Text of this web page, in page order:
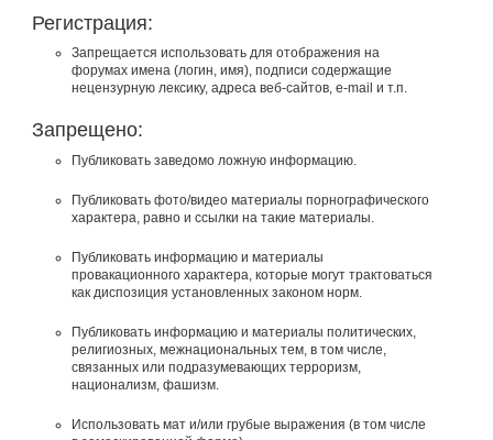
Регистрация:
Запрещается использовать для отображения на
форумах имена (логин, имя), подписи содержащие
нецензурную лексику, адреса веб-сайтов, e-mail и т.п.
Запрещено:
Публиковать заведомо ложнyю инфоpмацию.
Публиковать фото/видео материалы порнографического
характера, равно и ссылки на такие материалы.
Публиковать инфоpмацию и материалы
провакационного характера, которые могут трактоваться
как диспозиция установленных законом норм.
Публиковать информацию и материалы политических,
религиозных, межнациональных тем, в том числе,
связанных или подразумевающих терроризм,
национализм, фашизм.
Использовать мат и/или грубые выражения (в том числе